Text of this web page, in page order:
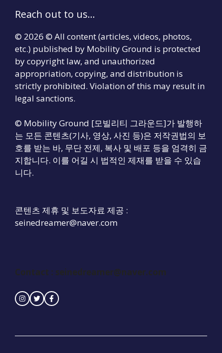
Reach out to us...
© 2026 © All content (articles, videos, photos,
etc.) published by Mobility Ground is protected
by copyright law, and unauthorized
appropriation, copying, and distribution is
strictly prohibited. Violation of this may result in
legal sanctions.
© Mobility Ground [모빌리티 그라운드]가 발행하
는 모든 콘텐츠(기사, 영상, 사진 등)은 저작권법의 보
호를 받는 바, 무단 전제, 복사 및 배포 등을 엄격히 금
지합니다. 이를 어길 시 법적인 제재를 받을 수 있습
니다.
콘텐츠 제휴 및 보도자료 제공 :
seinedreamer@naver.com
Contact : seinedreamer@naver.com